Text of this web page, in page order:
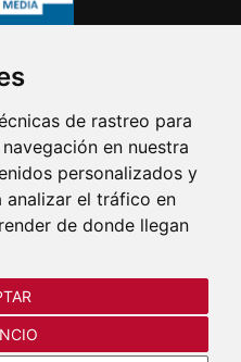
de rastreo para
en nuestra
personalizados y
analizar el tráfico en
de donde llegan